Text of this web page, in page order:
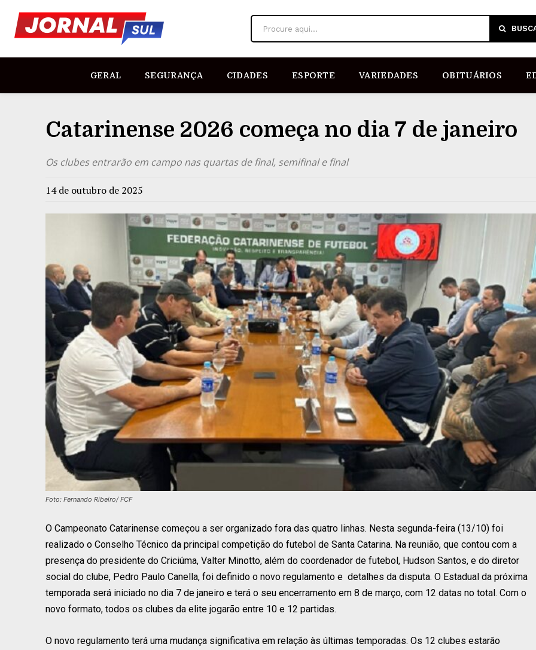
Procure aqui...
GERAL SEGURANÇA CIDADES ESPORTE VARIEDADES OBITUÁRIOS
Catarinense 2026 começa no dia 7 de janeiro
Os clubes entrarão em campo nas quartas de final, semifinal e final
14 de outubro de 2025
Foto: Fernando Ribeiro/ FCF
O Campeonato Catarinense começou a ser organizado fora das quatro linhas. Nesta segunda-feira (13/10) foi
realizado o Conselho Técnico da principal competição do futebol de Santa Catarina. Na reunião, que contou com a
presença do presidente do Criciúma, Valter Minotto, além do coordenador de futebol, Hudson Santos, e do diretor
social do clube, Pedro Paulo Canella, foi definido o novo regulamento e detalhes da disputa. O Estadual da próxima
temporada será iniciado no dia 7 de janeiro e terá o seu encerramento em 8 de março, com 12 datas no total. Com o
novo formato, todos os clubes da elite jogarão entre 10 e 12 partidas.
O novo regulamento terá uma mudança significativa em relação às últimas temporadas. Os 12 clubes estarão